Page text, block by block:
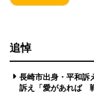
追悼
長崎市出身・平和
訴え「愛があれば